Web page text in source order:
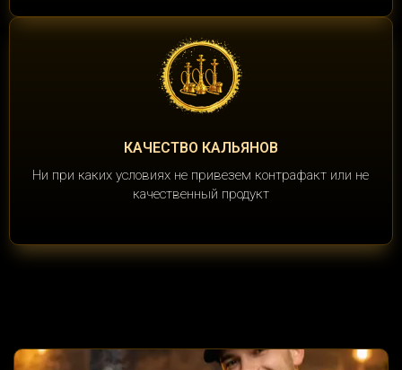
КАЧЕСТВО КАЛЬЯНОВ
Ни при каких условиях не привезем контрафакт или не
качественный продукт